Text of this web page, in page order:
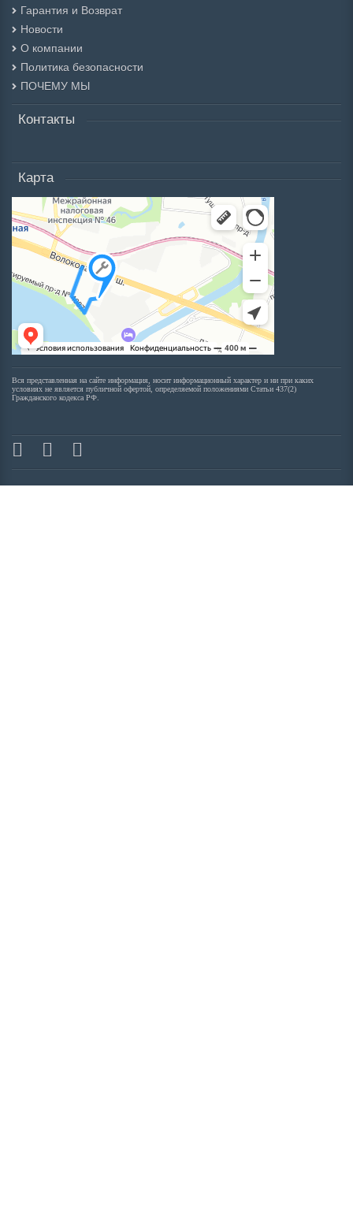
Гарантия и Возврат
Новости
О компании
Политика безопасности
ПОЧЕМУ МЫ
Контакты
Карта
Вся представленная на сайте информация, носит информационный характер и ни при каких
условиях не является публичной офертой, определяемой положениями Статьи 437(2)
Гражданского кодекса РФ.